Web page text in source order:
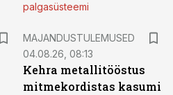
palgasüsteemi
MAJANDUSTULEMUSED
04.08.26, 08:13
Kehra metallitööstus
mitmekordistas kasumi